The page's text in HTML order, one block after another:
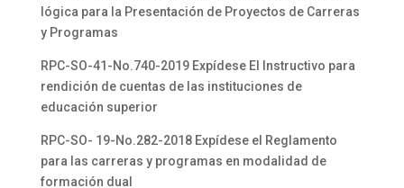
lógica para la Presentación de Proyectos de Carreras
y Programas
RPC-SO-41-No.740-2019 Expídese El Instructivo para
rendición de cuentas de las instituciones de
educación superior
RPC-SO- 19-No.282-2018 Expídese el Reglamento
para las carreras y programas en modalidad de
formación dual